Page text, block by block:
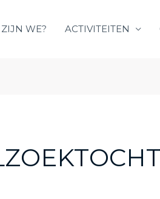
WE? ACTIVITEITEN